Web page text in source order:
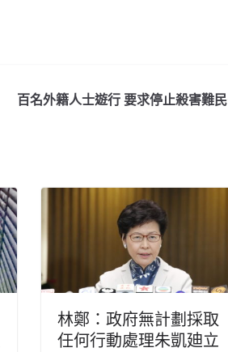
百名外籍人士遊行 要求停止殺害難民
林鄭：政府無計劃採取
任何行動處理朱凱廸立